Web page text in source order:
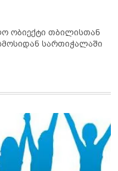
ობიექტი თბილისთან
ახლოს ანუ კოსმოსიდან სართიჭალაში